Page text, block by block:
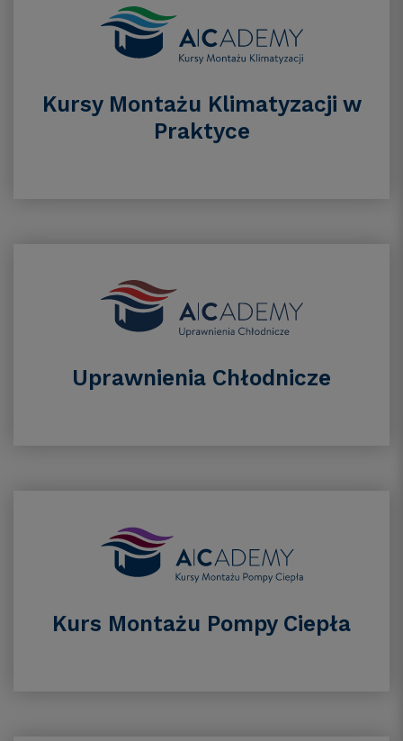
Kursy Montażu Klimatyzacji w
Praktyce
Uprawnienia Chłodnicze
Kurs Montażu Pompy Ciepła